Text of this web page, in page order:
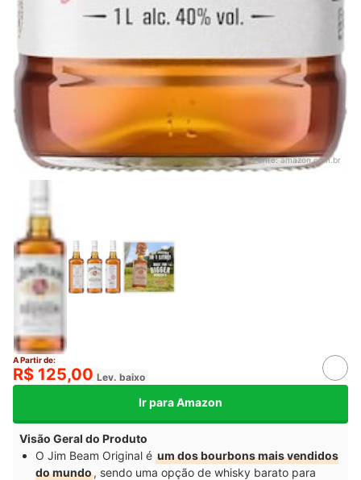
Fonte:amazon.com.br
A Partir de:
R$ 125,00 Lev. baixo
Ir para Amazon
Visão Geral do Produto
O Jim Beam Original é um dos bourbons mais vendidos
do mundo, sendo uma opção de whisky barato para